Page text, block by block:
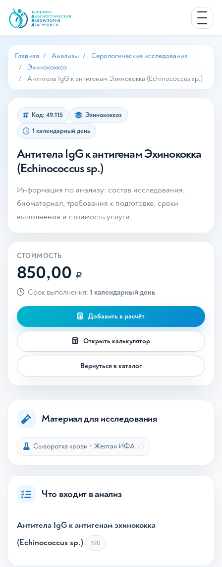
Главная Анализы
Серологические исследования
Эхинококкоз
Антитела IgG к антигенам Эхинококка (Echinococcus sp.)
Код: 49.115
Эхинококкоз
1 календарный день
Антитела IgG к антигенам Эхинококка
(Echinococcus sp.)
Информация по анализу: состав исследования,
биоматериал, требования к подготовке, сроки
выполнения и стоимость услуги.
СТОИМОСТЬ
850,00 ₽
Срок выполнения: 1 календарный день
Добавить в расчёт
Открыть калькулятор
Вернуться в каталог
Материал для исследования
Сыворотка крови • Желтая ИФА
Что входит в анализ
Антитела IgG к антигенам эхинококка
(Echinococcus sp.)
320